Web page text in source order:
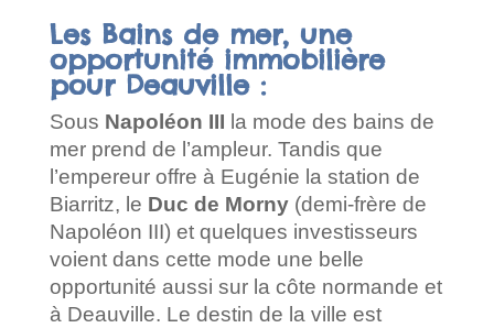
Les Bains de mer, une
opportunité immobilière
pour Deauville :
Sous Napoléon III la mode des bains de
mer prend de l’ampleur. Tandis que
l’empereur offre à Eugénie la station de
Biarritz, le Duc de Morny(demi-frère de
Napoléon III) et quelques investisseurs
voient dans cette mode une belle
opportunité aussi sur la côte normande et
à Deauville. Le destin de la ville est